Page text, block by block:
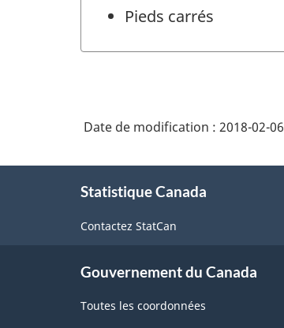
Pieds carrés
Date de modification : 2018-02-06
Statistique Canada
Contactez StatCan
Gouvernement du Canada
Toutes les coordonnées